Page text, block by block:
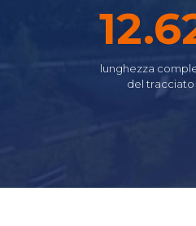
lunghezza
del tracciato